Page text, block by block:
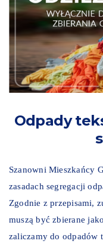
Odpady
Szanowni Mieszkańcy
zasadach segregacji
Zgodnie z przepisami,
muszą być zbierane
zaliczamy do odpadów